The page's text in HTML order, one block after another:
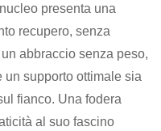
presenta una
recupero, senza
abbraccio senza peso,
un supporto ottimale sia
fianco. Una fodera
al suo fascino